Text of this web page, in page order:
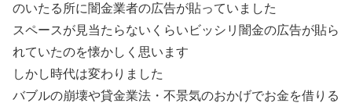
のいたる所に闇金業者の広告が貼っていました
スペースが見当たらないくらいビッシリ闇金の広告が貼ら
れていたのを懐かしく思います
しかし時代は変わりました
バブルの崩壊や貸金業法・不景気のおかげでお金を借りる